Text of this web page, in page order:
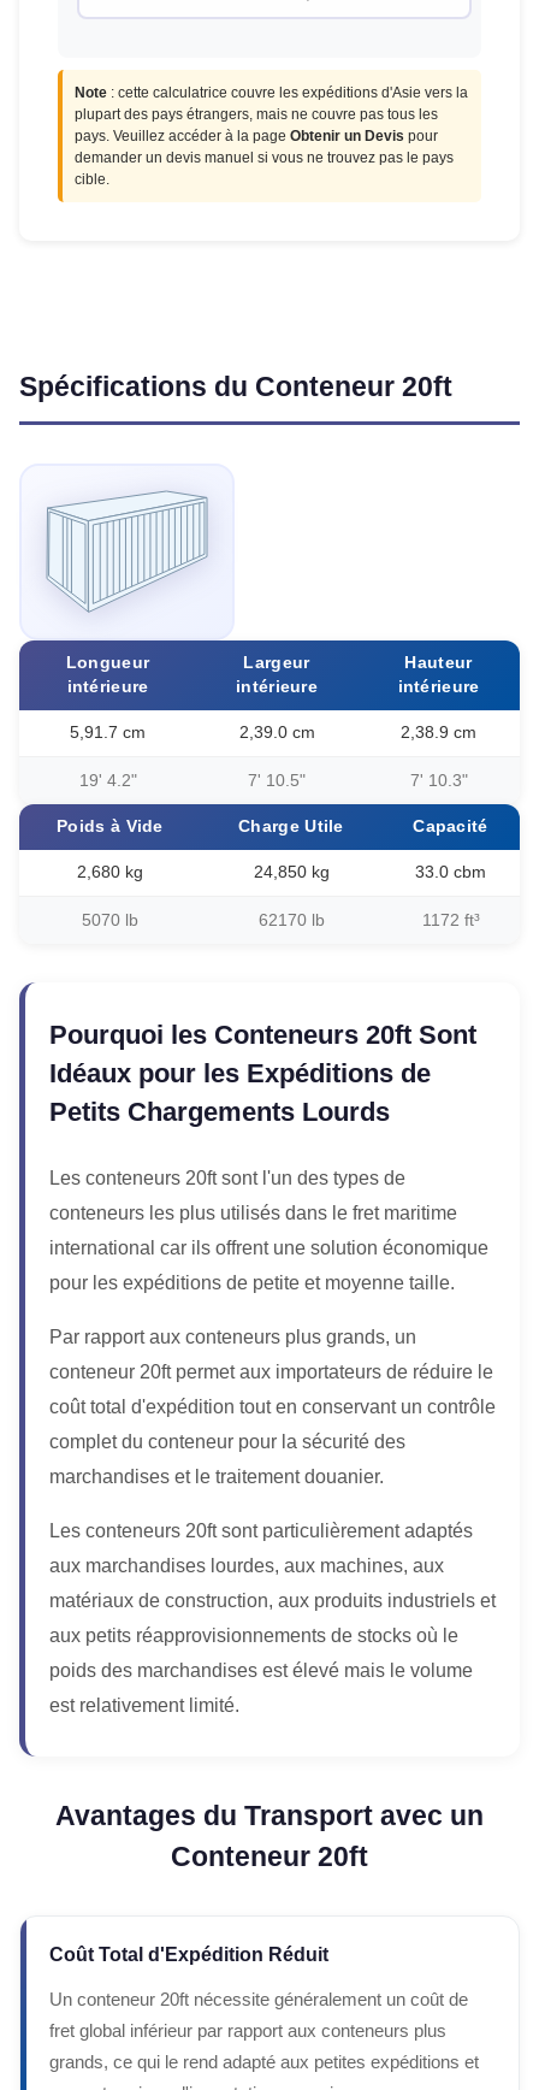
Note : cette calculatrice couvre les expéditions d'Asie vers la
plupart des pays étrangers, mais ne couvre pas tous les
pays. Veuillez accéder à la page Obtenir un Devis pour
demander un devis manuel si vous ne trouvez pas le pays
cible.
Spécifications du Conteneur 20ft
Longueur
intérieure
Largeur
intérieure
Hauteur
intérieure
5,91.7 cm 2,39.0 cm 2,38.9 cm
19' 4.2" 7' 10.5" 7' 10.3"
Poids à Vide Charge Utile Capacité
2,680 kg 24,850 kg 33.0 cbm
5070 lb 62170 lb 1172 ft³
Pourquoi les Conteneurs 20ft Sont
Idéaux pour les Expéditions de
Petits Chargements Lourds
Les conteneurs 20ft sont l'un des types de
conteneurs les plus utilisés dans le fret maritime
international car ils offrent une solution économique
pour les expéditions de petite et moyenne taille.
Par rapport aux conteneurs plus grands, un
conteneur 20ft permet aux importateurs de réduire le
coût total d'expédition tout en conservant un contrôle
complet du conteneur pour la sécurité des
marchandises et le traitement douanier.
Les conteneurs 20ft sont particulièrement adaptés
aux marchandises lourdes, aux machines, aux
matériaux de construction, aux produits industriels et
aux petits réapprovisionnements de stocks où le
poids des marchandises est élevé mais le volume
est relativement limité.
Avantages du Transport avec un
Conteneur 20ft
Coût Total d'Expédition Réduit
Un conteneur 20ft nécessite généralement un coût de
fret global inférieur par rapport aux conteneurs plus
grands, ce qui le rend adapté aux petites expéditions et